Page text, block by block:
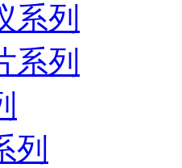
系列
系列
列